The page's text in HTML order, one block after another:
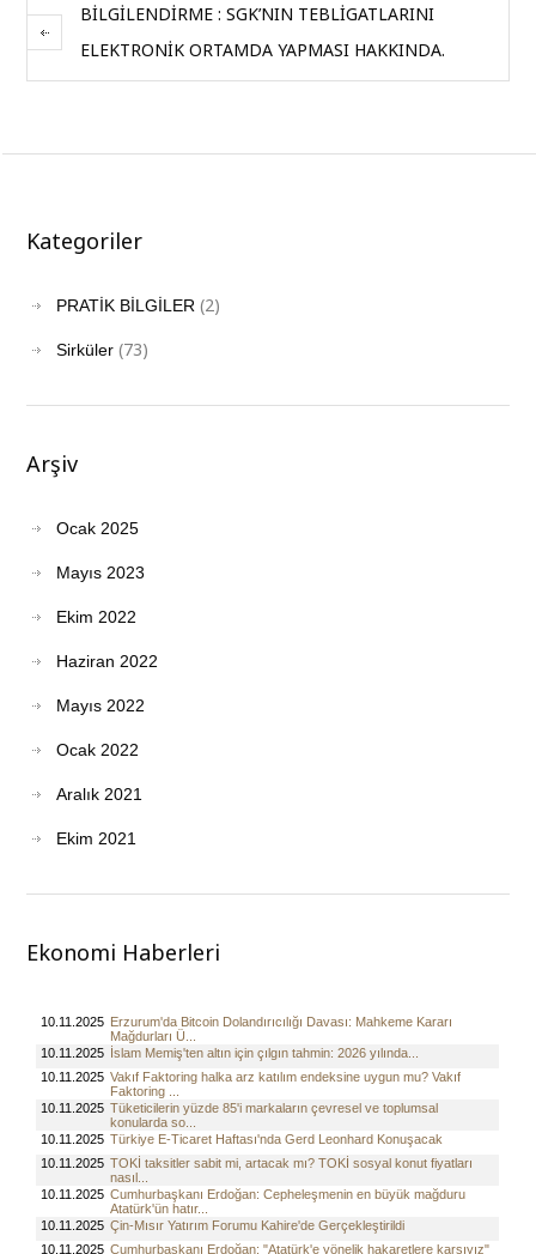
BİLGİLENDİRME : SGK’NIN TEBLİGATLARINI
ELEKTRONİK ORTAMDA YAPMASI HAKKINDA.
Kategoriler
PRATİK BİLGİLER (2)
Sirküler (73)
Arşiv
Ocak 2025
Mayıs 2023
Ekim 2022
Haziran 2022
Mayıs 2022
Ocak 2022
Aralık 2021
Ekim 2021
Ekonomi Haberleri